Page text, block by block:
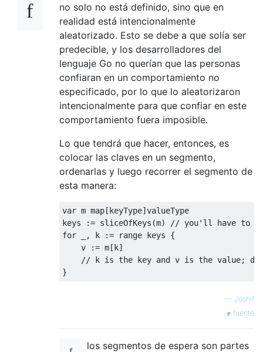
no solo no está definido, sino que en
realidad está intencionalmente
aleatorizado. Esto se debe a que solía ser
predecible, y los desarrolladores del
lenguaje Go no querían que las personas
confiaran en un comportamiento no
especificado, por lo que lo aleatorizaron
intencionalmente para que confiar en este
comportamiento fuera imposible.
Lo que tendrá que hacer, entonces, es
colocar las claves en un segmento,
ordenarlas y luego recorrer el segmento de
esta manera:
var m map[keyType]valueType
keys
:= sliceOfKeys (m)
// you'll have to
for
, k := range keys {
    v
:= m[k]
// k is the key and v is the value; do
}
— Joshlf
fuente
los segmentos de espera son partes